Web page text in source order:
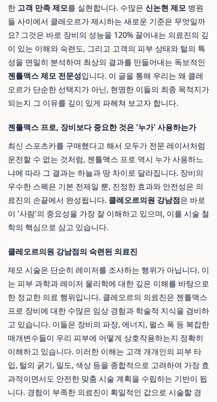
한 고객 만족 제모를 실현합니다. 수많은 신논현 제모 병원
들 사이에서 클레오르가 제시하는 새로운 기준은 무엇일까
요? 그것은 바로 장비의 성능을 120% 끌어내는 의료진의 깊
이 있는 이해와 숙련도, 그리고 고객의 피부 상태와 털의 특
성을 면밀히 분석하여 최상의 결과를 만들어내는 독보적인
젠틀맥스 제모 전문성입니다. 이 글을 통해 우리는 왜 클레
오르가 단순한 선택지가 아닌, 현명한 이들의 최종 목적지가
되는지 그 이유를 깊이 있게 파헤쳐 보고자 합니다.
젠틀맥스 프로, 장비보다 중요한 것은 '누가' 사용하는가
최신 스포츠카를 구매했다고 해서 모두가 전문 레이서처럼
운전할 수 없는 것처럼, 젠틀맥스 프로 역시 누가 사용하느
냐에 따라 그 결과는 하늘과 땅 차이로 달라집니다. 장비의
우수한 스펙은 기본 전제일 뿐, 진정한 효과와 안전성은 의
료진의 손끝에서 완성됩니다. 클레오르의원 강남점은 바로
이 '사람'의 중요성을 가장 잘 이해하고 있으며, 이를 시술 철
학의 핵심으로 삼고 있습니다.
클레오르의원 강남점의 숙련된 의료진
제모 시술은 단순히 레이저를 조사하는 행위가 아닙니다. 이
는 피부 과학과 레이저 물리학에 대한 깊은 이해를 바탕으로
한 정교한 의료 행위입니다. 클레오르의 의료진은 젠틀맥스
프로 장비에 대한 수많은 임상 경험과 학술적 지식을 겸비하
고 있습니다. 이들은 장비의 파장, 에너지, 펄스 폭 등 복잡한
매개변수들이 우리 피부에 어떻게 상호작용하는지 정확히
이해하고 있습니다. 이러한 이해는 고객 개개인의 피부 타
입, 털의 굵기, 밀도, 색상 등을 종합적으로 고려하여 가장 효
과적이면서도 안전한 맞춤 시술 계획을 수립하는 기반이 됩
니다. 경험이 부족한 의료진이 획일적인 값으로 시술할 경